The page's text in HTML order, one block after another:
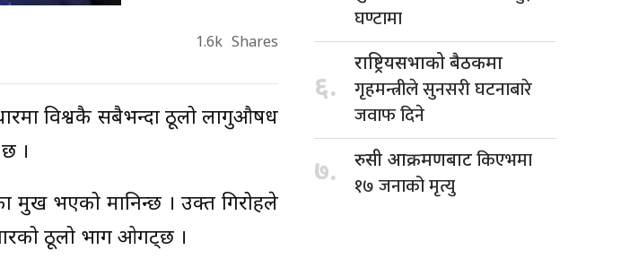
1.6k Shares
आधारमा विश्वकै सबैभन्दा ठूलो लागुऔषध
।
प्रमुख भएको मानिन्छ । उक्त गिरोहले
ठूलो भाग ओगट्छ ।
घण्टामा
६.
राष्ट्रियसभाको बैठकमा
गृहमन्त्रीले सुनसरी घटनाबारे
जवाफ दिने
७. रुसी आक्रमणबाटकिएभमा
१७ जनाको मृत्यु